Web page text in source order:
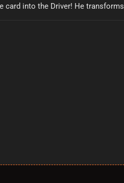
card into the Driver! He